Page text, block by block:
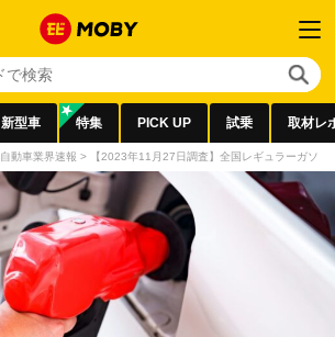
新型車 特集 PICK UP 試乗 取材レ
自動車業界速報 > 【2023年11月27日調査】全国レギュラーガソ